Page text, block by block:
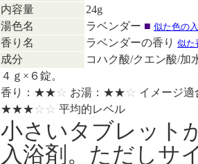
内容量
24g
湯色名
ラベンダー ■ 似た色の
香り名 ラベンダーの香り 似た
成分
コハク酸/クエン酸/加
４ｇ×６錠。
香り：★★☆ お湯：★★☆ イメージ
★★★☆☆ 平均的レベル
小さいタブレット
入浴剤。ただしサ